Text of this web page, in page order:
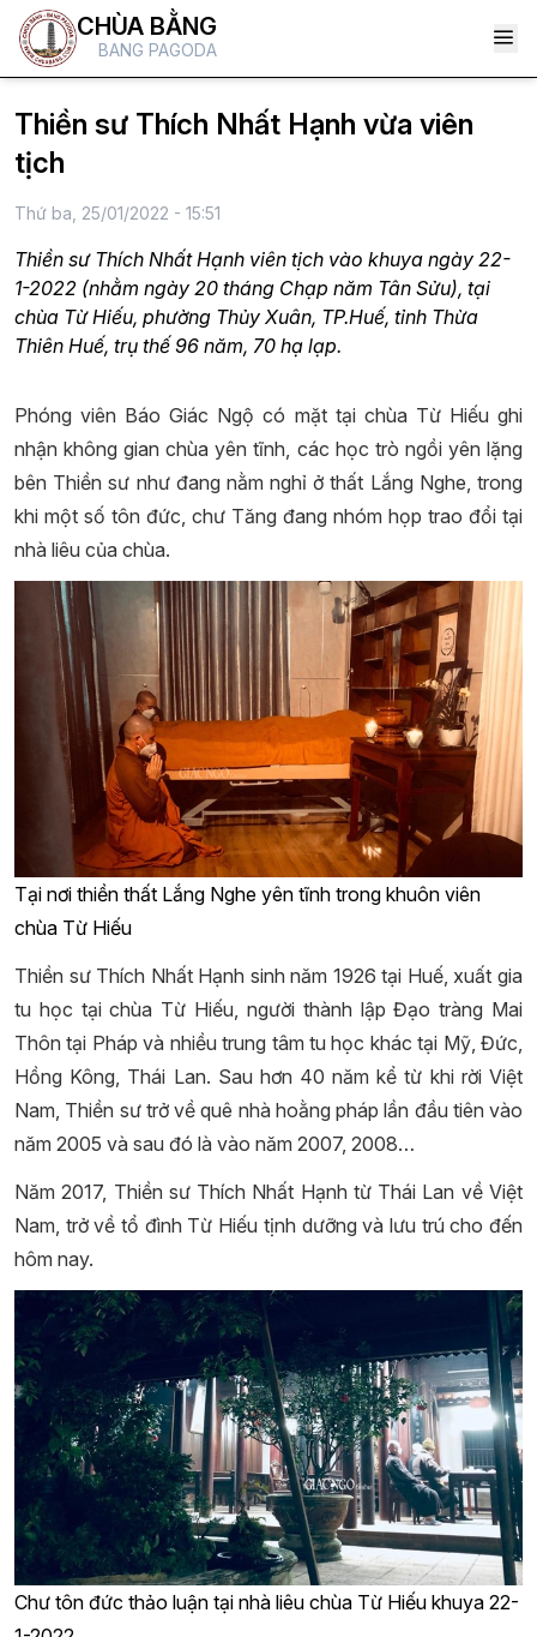
CHÙA BẰNG
BANG PAGODA
Thiền sư Thích Nhất Hạnh vừa viên
tịch
Thứ ba, 25/01/2022 - 15:51
Thiền sư Thích Nhất Hạnh viên tịch vào khuya ngày 22-
1-2022 (nhằm ngày 20 tháng Chạp năm Tân Sửu), tại
chùa Từ Hiếu, phường Thủy Xuân, TP.Huế, tỉnh Thừa
Thiên Huế, trụ thế 96 năm, 70 hạ lạp.
Phóng viên Báo Giác Ngộ có mặt tại chùa Từ Hiếu ghi
nhận không gian chùa yên tĩnh, các học trò ngồi yên lặng
bên Thiền sư như đang nằm nghỉ ở thất Lắng Nghe, trong
khi một số tôn đức, chư Tăng đang nhóm họp trao đổi tại
nhà liêu của chùa.
Tại nơi thiền thất Lắng Nghe yên tĩnh trong khuôn viên
chùa Từ Hiếu
Thiền sư Thích Nhất Hạnh sinh năm 1926 tại Huế, xuất gia
tu học tại chùa Từ Hiếu, người thành lập Đạo tràng Mai
Thôn tại Pháp và nhiều trung tâm tu học khác tại Mỹ, Đức,
Hồng Kông, Thái Lan. Sau hơn 40 năm kể từ khi rời Việt
Nam, Thiền sư trở về quê nhà hoằng pháp lần đầu tiên vào
năm 2005 và sau đó là vào năm 2007, 2008…
Năm 2017, Thiền sư Thích Nhất Hạnh từ Thái Lan về Việt
Nam, trở về tổ đình Từ Hiếu tịnh dưỡng và lưu trú cho đến
hôm nay.
Chư tôn đức thảo luận tại nhà liêu chùa Từ Hiếu khuya 22-